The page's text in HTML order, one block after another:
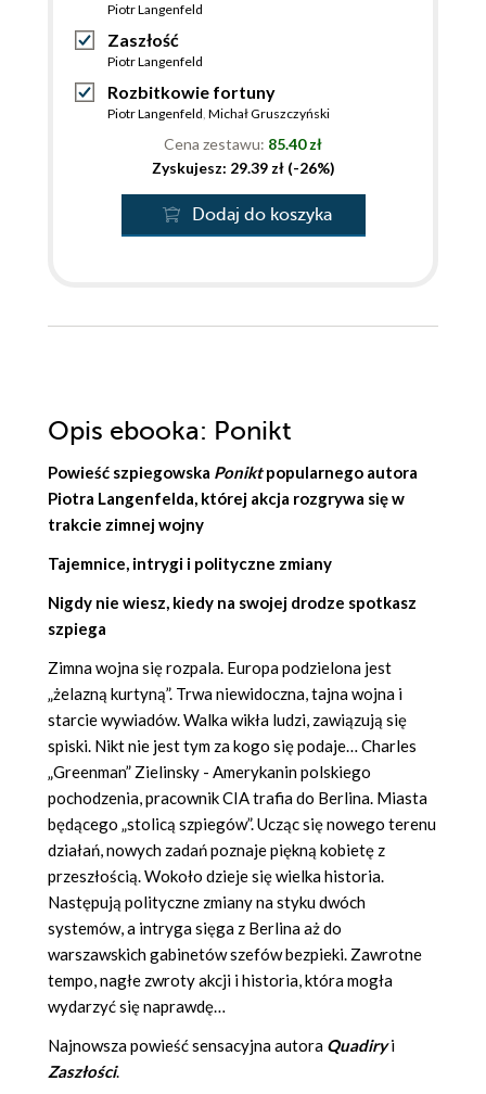
Piotr Langenfeld
Zaszłość
Piotr Langenfeld
Rozbitkowie fortuny
Piotr Langenfeld, Michał Gruszczyński
Cena zestawu: 85.40 zł
Zyskujesz: 29.39 zł (-26%)
Dodaj do koszyka
Opis ebooka: Ponikt
Powieść szpiegowska Poniktpopularnego autora
Piotra Langenfelda, której akcja rozgrywa się w
trakcie zimnej wojny
Tajemnice, intrygi i polityczne zmiany
Nigdy nie wiesz, kiedy na swojej drodze spotkasz
szpiega
Zimna wojna się rozpala. Europa podzielona jest
„żelazną kurtyną”. Trwa niewidoczna, tajna wojna i
starcie wywiadów. Walka wikła ludzi, zawiązują się
spiski. Nikt nie jest tym za kogo się podaje… Charles
„Greenman” Zielinsky - Amerykanin polskiego
pochodzenia, pracownik CIA trafia do Berlina. Miasta
będącego „stolicą szpiegów”. Ucząc się nowego terenu
działań, nowych zadań poznaje piękną kobietę z
przeszłością. Wokoło dzieje się wielka historia.
Następują polityczne zmiany na styku dwóch
systemów, a intryga sięga z Berlina aż do
warszawskich gabinetów szefów bezpieki. Zawrotne
tempo, nagłe zwroty akcji i historia, która mogła
wydarzyć się naprawdę…
Najnowsza powieść sensacyjna autora Quadiryi
Zaszłości.